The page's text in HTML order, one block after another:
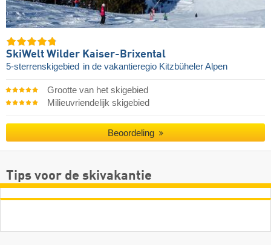
SkiWelt Wilder Kaiser-Brixental
5-sterrenskigebied in de vakantieregio Kitzbüheler Alpen
Grootte van het skigebied
Milieuvriendelijk skigebied
Beoordeling
Tips voor de skivakantie